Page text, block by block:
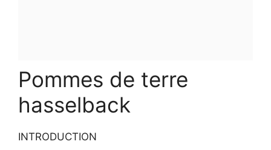
Pommes de terre
hasselback
INTRODUCTION